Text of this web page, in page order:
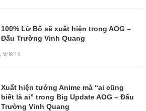
100% Lữ Bố sẽ xuất hiện trong AOG –
Đấu Trường Vinh Quang
, 8/8/19
Xuất hiện tướng Anime mà “ai cũng
biết là ai” trong Big Update AOG – Đấu
Trường Vinh Quang